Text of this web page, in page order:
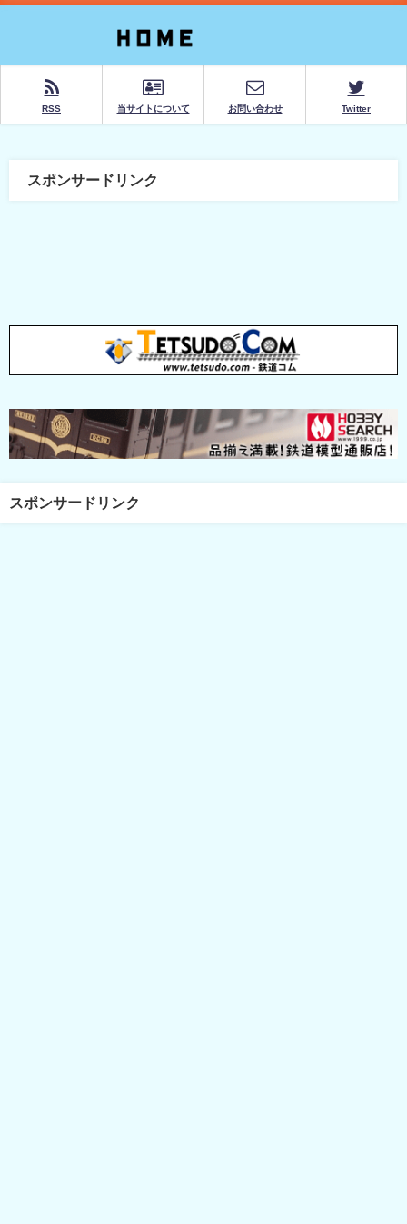
RSS 当サイトについて お問い合わせ Twitter
スポンサードリンク
スポンサードリンク